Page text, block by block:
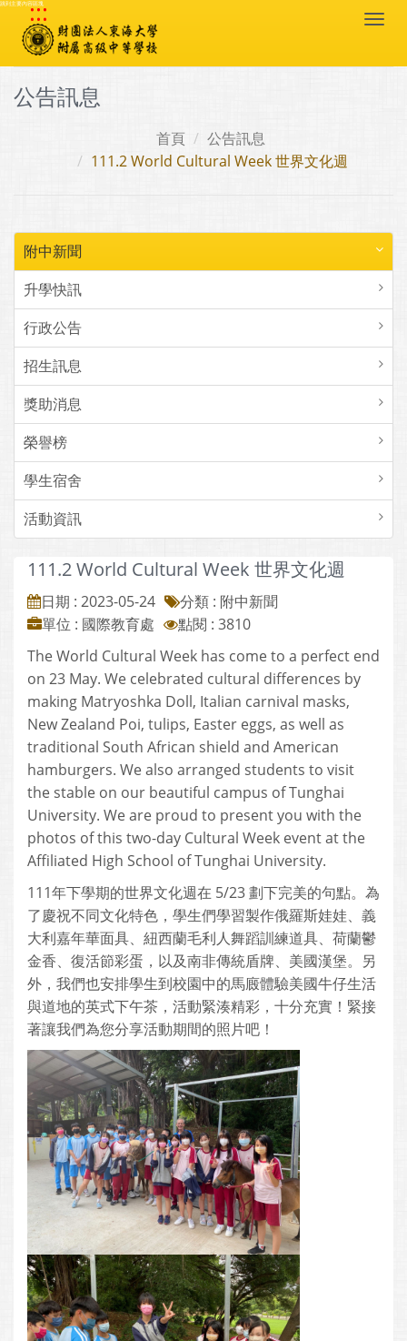
跳到主要內容區塊
:::
公告訊息
首頁
公告訊息
111.2 World Cultural Week 世界文化週
附中新聞
升學快訊
行政公告
招生訊息
獎助消息
榮譽榜
學生宿舍
活動資訊
111.2 World Cultural Week 世界文化週
日期 : 2023-05-24
分類 : 附中新聞
單位 : 國際教育處
點閱 : 3810
The World Cultural Week has come to a perfect end
on 23 May. We celebrated cultural differences by
making Matryoshka Doll, Italian carnival masks,
New Zealand Poi, tulips, Easter eggs, as well as
traditional South African shield and American
hamburgers. We also arranged students to visit
the stable on our beautiful campus of Tunghai
University. We are proud to present you with the
photos of this two-day Cultural Week event at the
Affiliated High School of Tunghai University.
111年下學期的世界文化週在 5/23 劃下完美的句點。為
了慶祝不同文化特色，學生們學習製作俄羅斯娃娃、義
大利嘉年華面具、紐西蘭毛利人舞蹈訓練道具、荷蘭鬱
金香、復活節彩蛋，以及南非傳統盾牌、美國漢堡。另
外，我們也安排學生到校園中的馬廄體驗美國牛仔生活
與道地的英式下午茶，活動緊湊精彩，十分充實！緊接
著讓我們為您分享活動期間的照片吧！